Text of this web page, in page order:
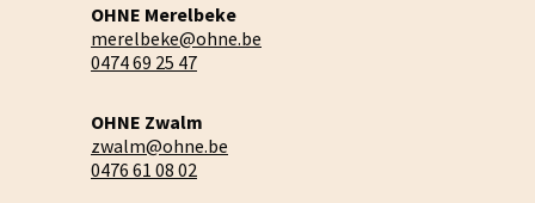
OHNE Merelbeke
merelbeke@ohne.be
0474 69 25 47
OHNE Zwalm
zwalm@ohne.be
0476 61 08 02